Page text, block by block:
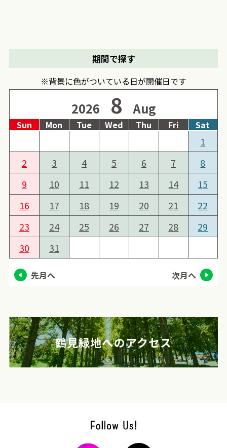
期間で探す
※背景に色がついている日が開催日です
2026 8 Aug
Sun Mon Tue Wed Thu Fri Sat
1
2
3 4 5 6 7
8
9
10 11 12 13 14
15
16
17 18 19 20 21
22
23
24 25 26 27 28
29
30
31
先月へ 次月へ
鶴見緑地へのアクセス